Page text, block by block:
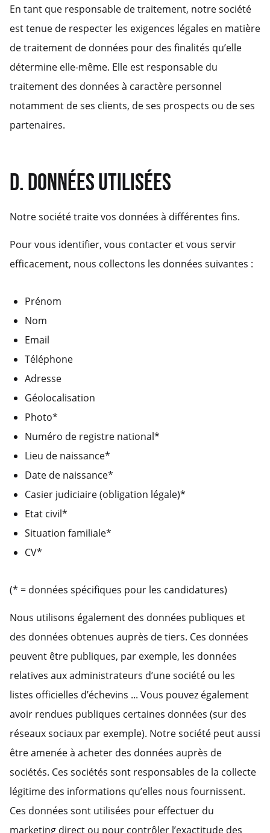
En tant que responsable de traitement, notre société
est tenue de respecter les exigences légales en matière
de traitement de données pour des finalités qu’elle
détermine elle-même. Elle est responsable du
traitement des données à caractère personnel
notamment de ses clients, de ses prospects ou de ses
partenaires.
D. DONNÉES UTILISÉES
Notre société traite vos données à différentes fins.
Pour vous identifier, vous contacter et vous servir
efficacement, nous collectons les données suivantes :
Prénom
Nom
Email
Téléphone
Adresse
Géolocalisation
Photo*
Numéro de registre national*
Lieu de naissance*
Date de naissance*
Casier judiciaire (obligation légale)*
Etat civil*
Situation familiale*
CV*
(* = données spécifiques pour les candidatures)
Nous utilisons également des données publiques et
des données obtenues auprès de tiers. Ces données
peuvent être publiques, par exemple, les données
relatives aux administrateurs d’une société ou les
listes officielles d’échevins ... Vous pouvez également
avoir rendues publiques certaines données (sur des
réseaux sociaux par exemple). Notre société peut aussi
être amenée à acheter des données auprès de
sociétés. Ces sociétés sont responsables de la collecte
légitime des informations qu’elles nous fournissent.
Ces données sont utilisées pour effectuer du
marketing direct ou pour contrôler l’exactitude des